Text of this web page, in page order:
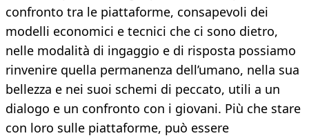
confronto tra le piattaforme, consapevoli dei
modelli economici e tecnici che ci sono dietro,
nelle modalità di ingaggio e di risposta possiamo
rinvenire quella permanenza dell’umano, nella sua
bellezza e nei suoi schemi di peccato, utili a un
dialogo e un confronto con i giovani. Più che stare
con loro sulle piattaforme, può essere